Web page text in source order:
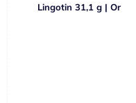
Lingotin 31,1 g | Or